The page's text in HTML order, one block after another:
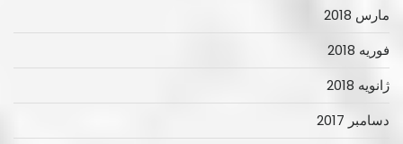
مارس 2018
فوریه 2018
ژانویه 2018
دسامبر 2017